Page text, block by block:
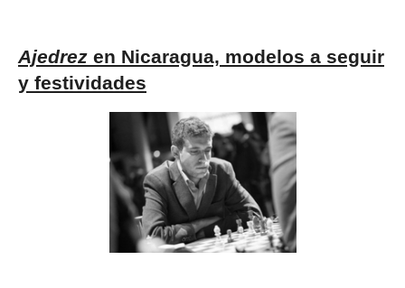
Ajedrez en Nicaragua, modelos a seguir
y festividades